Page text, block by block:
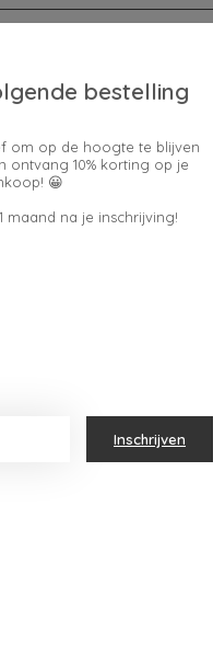
verschillen
producten worden
bestelling
om op de hoogte te blijven
ontvang 10% korting op je
😀
maand na je inschrijving!
Inschrijven